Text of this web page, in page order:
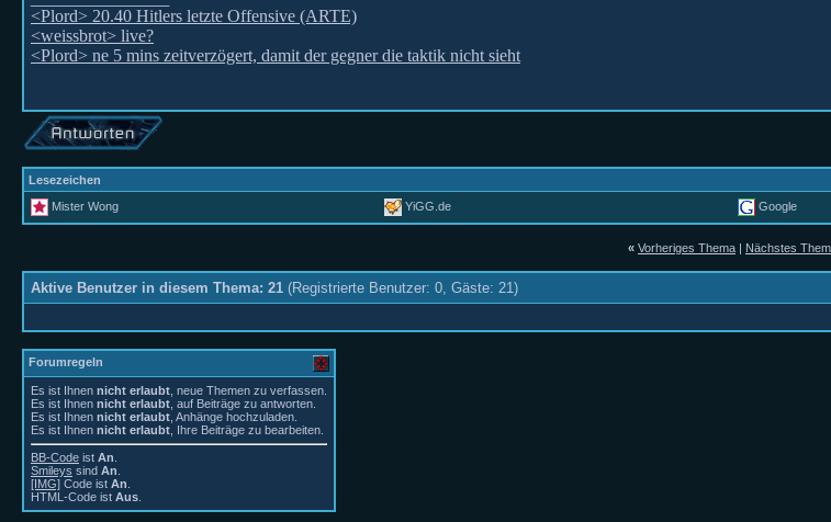
<Plord> 20.40 Hitlers letzte Offensive (ARTE)
<weissbrot> live?
<Plord> ne 5 mins zeitverzögert, damit der gegner die taktik nicht sieht
Lesezeichen
Mister Wong
YiGG.de Google
« Vorheriges Thema | Nächstes
Aktive Benutzer in diesem Thema: 21 (Registrierte Benutzer: 0, Gäste: 21)
Forumregeln
Es ist Ihnen nicht erlaubt , neue Themen zu verfassen.
Es ist Ihnen nicht erlaubt , auf Beiträge zu antworten.
Es ist Ihnen nicht erlaubt , Anhänge hochzuladen.
Es ist Ihnen nicht erlaubt , Ihre Beiträge zu bearbeiten.
BB-Code ist An
Smileys sind An
[IMG] Code ist An
HTML-Code ist Aus